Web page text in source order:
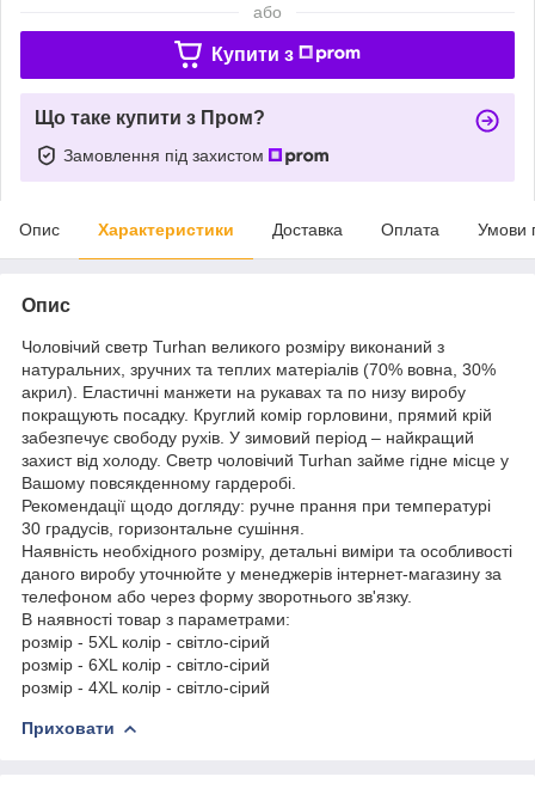
або
Купити з
Що таке купити з Пром?
Замовлення під захистом
Опис Характеристики Доставка Оплата Умови
Опис
Чоловічий светр Turhan великого розміру виконаний з
натуральних, зручних та теплих матеріалів (70% вовна, 30%
акрил). Еластичні манжети на рукавах та по низу виробу
покращують посадку. Круглий комір горловини, прямий крій
забезпечує свободу рухів. У зимовий період – найкращий
захист від холоду. Светр чоловічий Turhan займе гідне місце у
Вашому повсякденному гардеробі.
Рекомендації щодо догляду: ручне прання при температурі
30 градусів, горизонтальне сушіння.
Наявність необхідного розміру, детальні виміри та особливості
даного виробу уточнюйте у менеджерів інтернет-магазину за
телефоном або через форму зворотнього зв'язку.
В наявності товар з параметрами:
розмір - 5XL колір - світло-сірий
розмір - 6XL колір - світло-сірий
розмір - 4XL колір - світло-сірий
Приховати